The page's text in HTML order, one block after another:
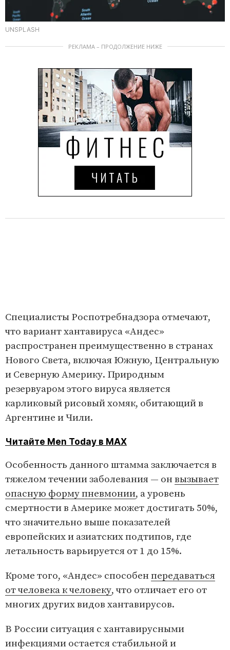
UNSPLASH
РЕКЛАМА – ПРОДОЛЖЕНИЕ НИЖЕ
Специалисты Роспотребнадзора отмечают,
что вариант хантавируса «Андес»
распространен преимущественно в странах
Нового Света, включая Южную, Центральную
и Северную Америку. Природным
резервуаром этого вируса является
карликовый рисовый хомяк, обитающий в
Аргентине и Чили.
Читайте Men Today в MAX
Особенность данного штамма заключается в
тяжелом течении заболевания — онвызывает
опасную форму пневмонии, а уровень
смертности в Америке может достигать 50%,
что значительно выше показателей
европейских и азиатских подтипов, где
летальность варьируется от 1 до 15%.
Кроме того, «Андес» способенпередаваться
от человека к человеку, что отличает его от
многих других видов хантавирусов.
В России ситуация с хантавирусными
инфекциями остается стабильной и